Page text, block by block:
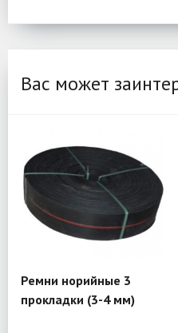
Вас может
Ремни норийные 3
прокладки (3-4 мм)